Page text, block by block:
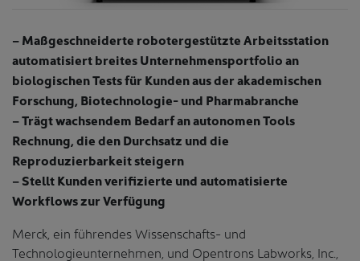
– Maßgeschneiderte robotergestützte Arbeitsstation
automatisiert breites Unternehmensportfolio an
biologischen Tests für Kunden aus der akademischen
Forschung, Biotechnologie- und Pharmabranche
– Trägt wachsendem Bedarf an autonomen Tools
Rechnung, die den Durchsatz und die
Reproduzierbarkeit steigern
– Stellt Kunden verifizierte und automatisierte
Workflows zur Verfügung
Merck, ein führendes Wissenschafts- und
Technologieunternehmen, und Opentrons Labworks, Inc.,